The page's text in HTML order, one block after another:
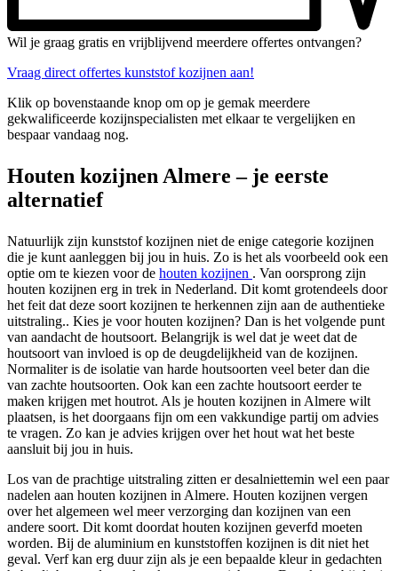
Wil je graag gratis en vrijblijvend meerdere offertes ontvangen?
Vraag direct offertes kunststof kozijnen aan!
Klik op bovenstaande knop om op je gemak meerdere
gekwalificeerde kozijnspecialisten met elkaar te vergelijken en
bespaar vandaag nog.
Houten kozijnen Almere – je eerste
alternatief
Natuurlijk zijn kunststof kozijnen niet de enige categorie kozijnen
die je kunt aanleggen bij jou in huis. Zo is het als voorbeeld ook een
optie om te kiezen voor de houten kozijnen . Van oorsprong zijn
houten kozijnen erg in trek in Nederland. Dit komt grotendeels door
het feit dat deze soort kozijnen te herkennen zijn aan de authentieke
uitstraling.. Kies je voor houten kozijnen? Dan is het volgende punt
van aandacht de houtsoort. Belangrijk is wel dat je weet dat de
houtsoort van invloed is op de deugdelijkheid van de kozijnen.
Normaliter is de isolatie van harde houtsoorten veel beter dan die
van zachte houtsoorten. Ook kan een zachte houtsoort eerder te
maken krijgen met houtrot. Als je houten kozijnen in Almere wilt
plaatsen, is het doorgaans fijn om een vakkundige partij om advies
te vragen. Zo kan je advies krijgen over het hout wat het beste
aansluit bij jou in huis.
Los van de prachtige uitstraling zitten er desalniettemin wel een paar
nadelen aan houten kozijnen in Almere. Houten kozijnen vergen
over het algemeen wel meer verzorging dan kozijnen van een
andere soort. Dit komt doordat houten kozijnen geverfd moeten
worden. Bij de aluminium en kunststoffen kozijnen is dit niet het
geval. Verf kan erg duur zijn als je een bepaalde kleur in gedachten